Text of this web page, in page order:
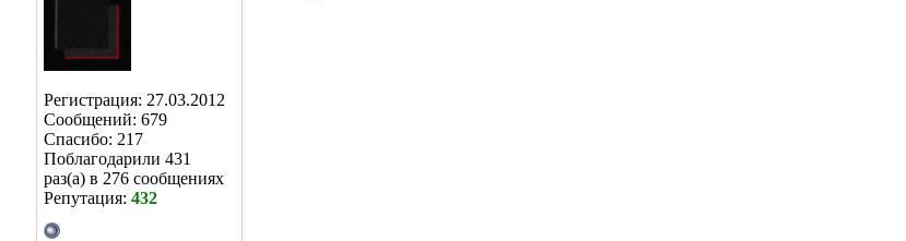
Регистрация: 27.03.2012
Сообщений: 679
Спасибо: 217
Поблагодарили 431
раз(а) в 276 сообщениях
Репутация: 432